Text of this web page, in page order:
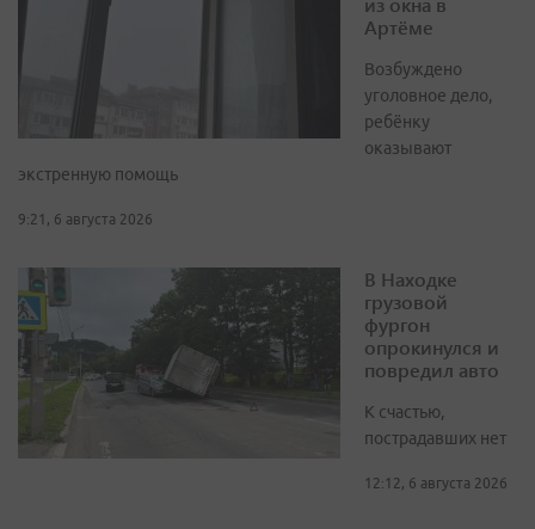
Артёме
Возбуждено
уголовное дело,
ребёнку
оказывают
экстренную помощь
9:21, 6 августа 2026
В Находке
грузовой
фургон
опрокинулся и
повредил авто
К счастью,
пострадавших нет
12:12, 6 августа 2026